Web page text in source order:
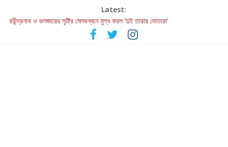
Latest:
রবীন্দ্রনাথ ও গুলজারের সৃষ্টির মেলবন্ধনে মুগ্ধ করল ‘দুই তারার দোতারা’
কলের গান থেকে রীলস্ — বাঙালির গান শোনার বিবর্তনের গল্প
জগন্নাথমঙ্গলম্ — বাংলায় প্রথমবার মঞ্চে এবার রথযাত্রার উদযাপন